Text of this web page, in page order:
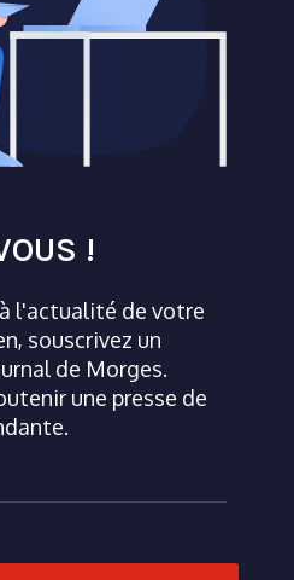
!
l'actualité de votre
souscrivez un
de Morges.
une presse de